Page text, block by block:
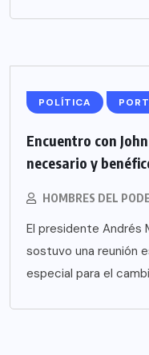
POLÍTICA
Encuentro con
necesario y
HOMBRES DEL
El presidente Andrés
sostuvo una reunión
especial para el